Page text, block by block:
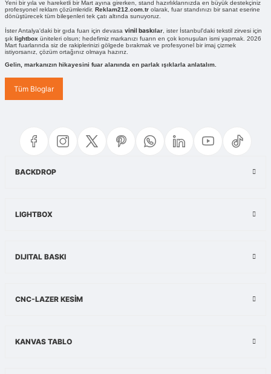
Yeni bir yıla ve hareketli bir Mart ayına girerken, stand hazırlıklarınızda en büyük destekçiniz
profesyonel reklam çözümleridir. Reklam212.com.tr olarak, fuar standınızı bir sanat eserine
dönüştürecek tüm bileşenleri tek çatı altında sunuyoruz.
İster Antalya'daki bir gıda fuarı için devasa vinil baskılar , ister İstanbul'daki tekstil zirvesi için
şık lightbox üniteleri olsun; hedefimiz markanızı fuarın en çok konuşulan ismi yapmak. 2026
Mart fuarlarında siz de rakiplerinizi gölgede bırakmak ve profesyonel bir imaj çizmek
istiyorsanız, çözüm ortağınız olmaya hazırız.
Gelin, markanızın hikayesini fuar alanında en parlak ışıklarla anlatalım.
Tüm Bloglar
BACKDROP
LIGHTBOX
DIJITAL BASKI
CNC-LAZER KESİM
KANVAS TABLO